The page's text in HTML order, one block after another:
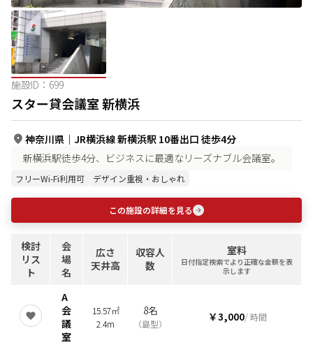
施設ID： 699
スター貸会議室 新横浜
神奈川県 ｜ JR横浜線 新横浜駅 10番出口 徒歩4分
新横浜駅徒歩4分、ビジネスに最適なリーズナブル会議室。
フリーWi-Fi利用可 デザイン重視・おしゃれ
この施設の詳細を見る
検討
リス
ト
会
場
名
広さ
天井高
収容人
数
室料
日付指定検索でより正確な金額を表
示します
A
会
議
室
15.57㎡
2.4m
8名
（島型）
￥3,000/ 時間